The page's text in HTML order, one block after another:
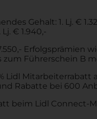
Gehalt: 1. Lj. €
Lj. € 1.940,-
Erfolgsprämien
zum Führerschein B
Lidl Mitarbeiterrabatt
Rabatte bei 600
beim Lidl Connect-